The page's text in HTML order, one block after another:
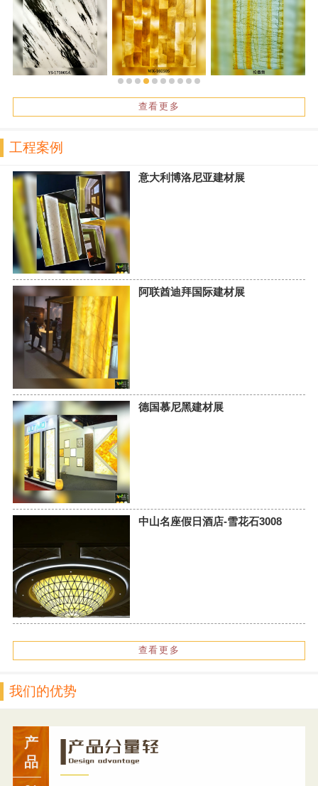
查看更多
工程案例
意大利博洛尼亚建材展
阿联酋迪拜国际建材展
德国慕尼黑建材展
中山名座假日酒店-雪花石3008
查看更多
我们的优势
产
品